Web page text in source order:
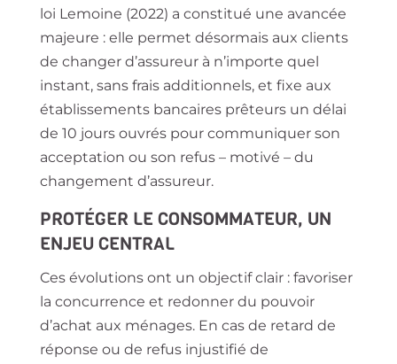
loi Lemoine (2022) a constitué une avancée
majeure : elle permet désormais aux clients
de changer d’assureur à n’importe quel
instant, sans frais additionnels, et fixe aux
établissements bancaires prêteurs un délai
de 10 jours ouvrés pour communiquer son
acceptation ou son refus – motivé – du
changement d’assureur.
PROTÉGER LE CONSOMMATEUR, UN
ENJEU CENTRAL
Ces évolutions ont un objectif clair : favoriser
la concurrence et redonner du pouvoir
d’achat aux ménages. En cas de retard de
réponse ou de refus injustifié de